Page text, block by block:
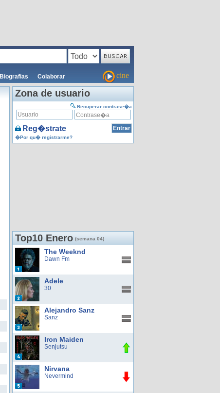
Biografias Colaborar cine
Zona de usuario
Recuperar contrase�a
Reg�strate
�Por qu� registrarme?
Top10 Enero (semana 04)
The Weeknd
Dawn Fm
Adele
30
Alejandro Sanz
Sanz
Iron Maiden
Senjutsu
Nirvana
Nevermind